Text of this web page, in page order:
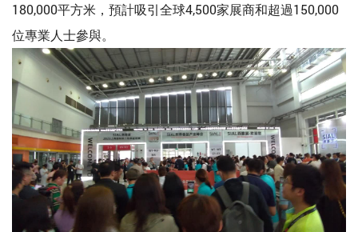
180,000平方米，預計吸引全球4,500家展商和超過150,000
位專業人士參與。